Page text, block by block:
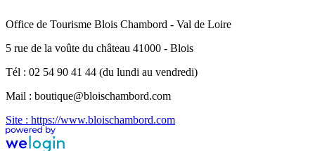
Office de Tourisme Blois Chambord - Val de Loire
5 rue de la voûte du château 41000 - Blois
Tél : 02 54 90 41 44 (du lundi au vendredi)
Mail : boutique@bloischambord.com
Site : https://www.bloischambord.com